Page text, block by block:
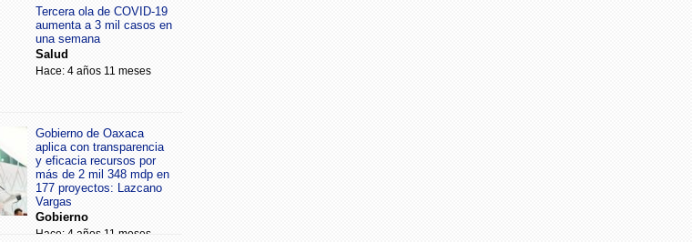
Tercera ola de COVID-19
aumenta a 3 mil casos en
una semana
Salud
Hace: 4 años 11 meses
Gobierno de Oaxaca
aplica con transparencia
y eficacia recursos por
más de 2 mil 348 mdp en
177 proyectos: Lazcano
Vargas
Gobierno
Hace: 4 años 11 meses